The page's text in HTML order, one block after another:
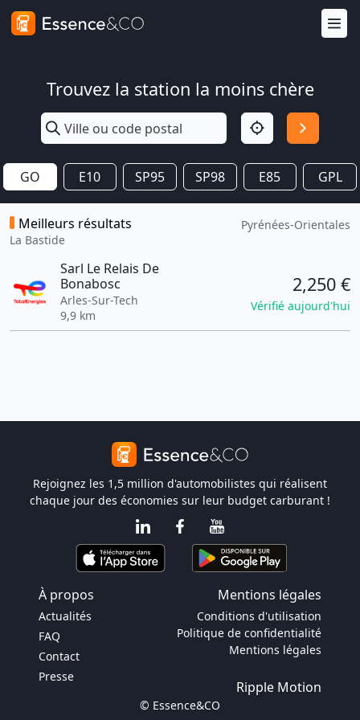
Trouvez la station la moins chère
GO E10 SP95 SP98 E85 GPL
Meilleurs résultats
La Bastide
Pyrénées-Orientales
Sarl Le Relais De
Bonabosc
Arles-Sur-Tech
9,9 km
2,250 €
Vérifié aujourd'hui
Rejoignez les 1,5 million d'automobilistes qui réalisent
chaque jour des économies sur leur budget carburant !
À propos Mentions légales
Actualités
FAQ
Contact
Presse
Conditions d'utilisation
Politique de confidentialité
Mentions légales
Ripple Motion
© Essence&CO